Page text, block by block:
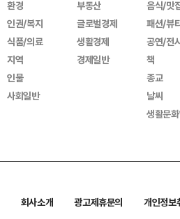
환경
인권/복지
식품/의료
지역
인물
사회일반
부동산
글로벌경제
생활경제
경제일반
음식/맛
패션/뷰
공연/전
책
종교
날씨
생활문
회사소개 광고제휴문의
개인정보